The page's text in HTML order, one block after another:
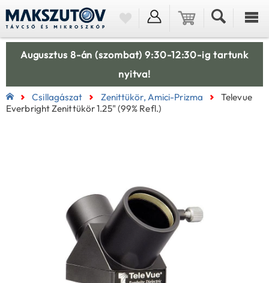
Augusztus 8-án (szombat) 9:30-12:30-ig tartunk
nyitva!
Csillagászat Zenittükör, Amici-Prizma
Televue
Everbright Zenittükör 1.25" (99% Refl.)